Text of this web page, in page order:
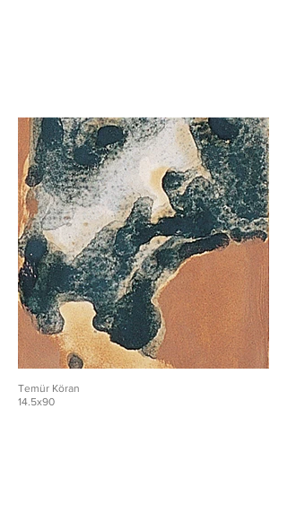
Temür Köran
14.5x90